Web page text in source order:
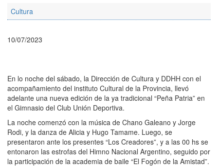
Cultura
10/07/2023
En lo noche del sábado, la Dirección de Cultura y DDHH con el
acompañamiento del instituto Cultural de la Provincia, llevó
adelante una nueva edición de la ya tradicional “Peña Patria” en
el Gimnasio del Club Unión Deportiva.
La noche comenzó con la música de Chano Galeano y Jorge
Rodi, y la danza de Alicia y Hugo Tamame. Luego, se
presentaron ante los presentes “Los Creadores”, y a las 00 hs se
entonaron las estrofas del Himno Nacional Argentino, seguido por
la participación de la academia de baile “El Fogón de la Amistad”.